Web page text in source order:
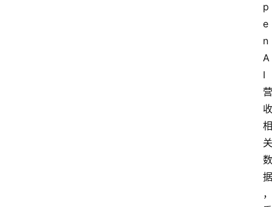
p
e
n
A
I
营
收
相
关
数
据
，